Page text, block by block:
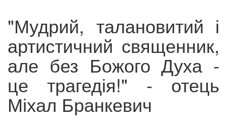
"Мудрий, талановитий і
артистичний священник,
але без Божого Духа -
це трагедія!" - отець
Міхал Бранкевич